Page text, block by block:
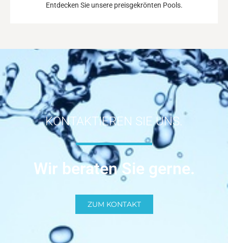
Entdecken Sie unsere preisgekrönten Pools.
KONTAKTIEREN SIE UNS.
Wir beraten Sie gerne.
ZUM KONTAKT